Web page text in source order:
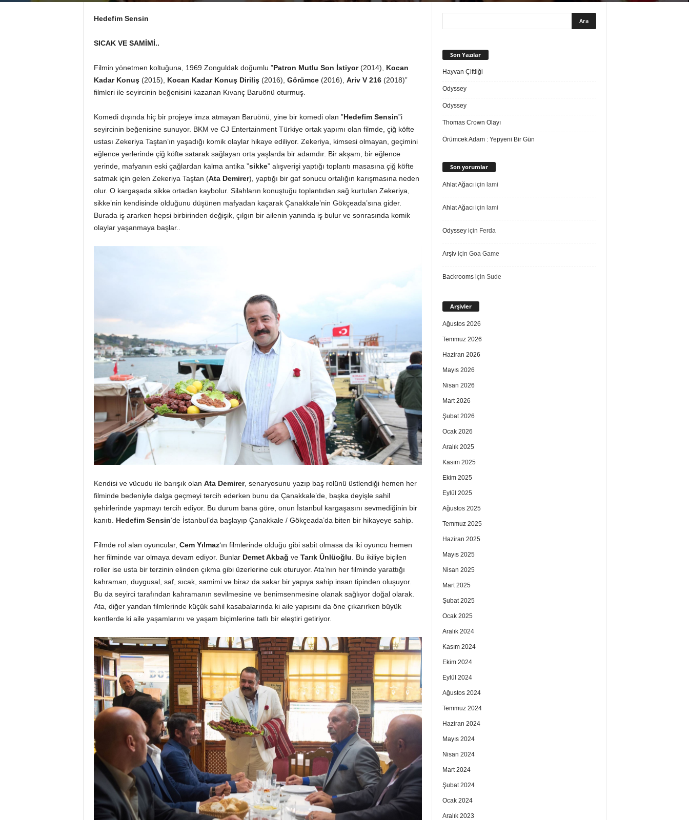
Hedefim Sensin
SICAK VE SAMİMİ..
Filmin yönetmen koltuğuna, 1969 Zonguldak doğumlu ”Patron Mutlu Son İstiyor(2014),
Kocan
Kadar Konuş(2015), Kocan Kadar Konuş Diriliş(2016), Görümce(2016), Ariv V 216(2018)”
filmleri ile seyircinin beğenisini kazanan Kıvanç Baruönü oturmuş.
Komedi dışında hiç bir projeye imza atmayan Baruönü, yine bir komedi olan ”Hedefim Sensin”i
seyircinin beğenisine sunuyor. BKM ve CJ Entertainment Türkiye ortak yapımı olan filmde, çiğ köfte
ustası Zekeriya Taştan’ın yaşadığı komik olaylar hikaye ediliyor. Zekeriya, kimsesi olmayan, geçimini
eğlence yerlerinde çiğ köfte satarak sağlayan orta yaşlarda bir adamdır. Bir akşam, bir eğlence
yerinde, mafyanın eski çağlardan kalma antika ”sikke” alışverişi yaptığı toplantı masasına çiğ köfte
satmak için gelen Zekeriya Taştan (Ata Demirer), yaptığı bir gaf sonucu ortalığın karışmasına neden
olur. O kargaşada sikke ortadan kaybolur. Silahların konuştuğu toplantıdan sağ kurtulan Zekeriya,
sikke’nin kendisinde olduğunu düşünen mafyadan kaçarak Çanakkale’nin Gökçeada’sına gider.
Burada iş ararken hepsi birbirinden değişik, çılgın bir ailenin yanında iş bulur ve sonrasında komik
olaylar yaşanmaya başlar..
Kendisi ve vücudu ile barışık olan Ata Demirer, senaryosunu yazıp baş rolünü üstlendiği hemen her
filminde bedeniyle dalga geçmeyi tercih ederken bunu da Çanakkale’de, başka deyişle sahil
şehirlerinde yapmayı tercih ediyor. Bu durum bana göre, onun İstanbul kargaşasını sevmediğinin bir
kanıtı.
Hedefim Sensin‘de İstanbul’da başlayıp Çanakkale / Gökçeada’da biten bir hikayeye sahip.
Filmde rol alan oyuncular, Cem Yılmaz‘ın filmlerinde olduğu gibi sabit olmasa da iki oyuncu hemen
her filminde var olmaya devam ediyor. Bunlar Demet Akbağ veTarık Ünlüoğlu . Bu ikiliye biçilen
roller ise usta bir terzinin elinden çıkma gibi üzerlerine cuk oturuyor. Ata’nın her filminde yarattığı
kahraman, duygusal, saf, sıcak, samimi ve biraz da sakar bir yapıya sahip insan tipinden oluşuyor.
Bu da seyirci tarafından kahramanın sevilmesine ve benimsenmesine olanak sağlıyor doğal olarak.
Ata, diğer yandan filmlerinde küçük sahil kasabalarında ki aile yapısını da öne çıkarırken büyük
kentlerde ki aile yaşamlarını ve yaşam biçimlerine tatlı bir eleştiri getiriyor.
Son Yazılar
Hayvan Çiftliği
Odyssey
Odyssey
Thomas Crown Olayı
Örümcek Adam : Yepyeni Bir Gün
Son yorumlar
Ahlat Ağacıiçin lami
Ahlat Ağacıiçin lami
Odysseyiçin Ferda
Arşiviçin Goa Game
Backroomsiçin Sude
Arşivler
Ağustos 2026
Temmuz 2026
Haziran 2026
Mayıs 2026
Nisan 2026
Mart 2026
Şubat 2026
Ocak 2026
Aralık 2025
Kasım 2025
Ekim 2025
Eylül 2025
Ağustos 2025
Temmuz 2025
Haziran 2025
Mayıs 2025
Nisan 2025
Mart 2025
Şubat 2025
Ocak 2025
Aralık 2024
Kasım 2024
Ekim 2024
Eylül 2024
Ağustos 2024
Temmuz 2024
Haziran 2024
Mayıs 2024
Nisan 2024
Mart 2024
Şubat 2024
Ocak 2024
Aralık 2023